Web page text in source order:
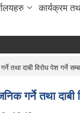
कार्यक्रम
तथा दाबी विरोध पेश गर्ने
गर्ने तथा दाबी